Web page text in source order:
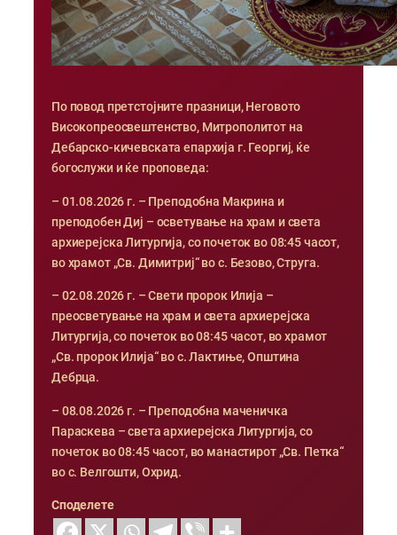
По повод претстојните празници, Неговото
Високопреосвештенство, Митрополитот на
Дебарско-кичевската епархија г. Георгиј, ќе
богослужи и ќе проповеда:
– 01.08.2026 г. – Преподобна Макрина и
преподобен Диј – осветување на храм и света
архиерејска Литургија, со почеток во 08:45 часот,
во храмот „Св. Димитриј“ во с. Безово, Струга.
– 02.08.2026 г. – Свети пророк Илија –
преосветување на храм и света архиерејска
Литургија, со почеток во 08:45 часот, во храмот
„Св. пророк Илија“ во с. Лактиње, Општина
Дебрца.
– 08.08.2026 г. – Преподобна маченичка
Параскева – света архиерејска Литургија, со
почеток во 08:45 часот, во манастирот „Св. Петка“
во с. Велгошти, Охрид.
Споделете